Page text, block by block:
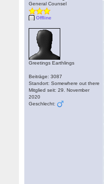
General Counsel
Offline
Greetings Earthlings
Beiträge: 3087
Standort: Somewhere out there
Mitglied seit: 29. November
2020
Geschlecht: